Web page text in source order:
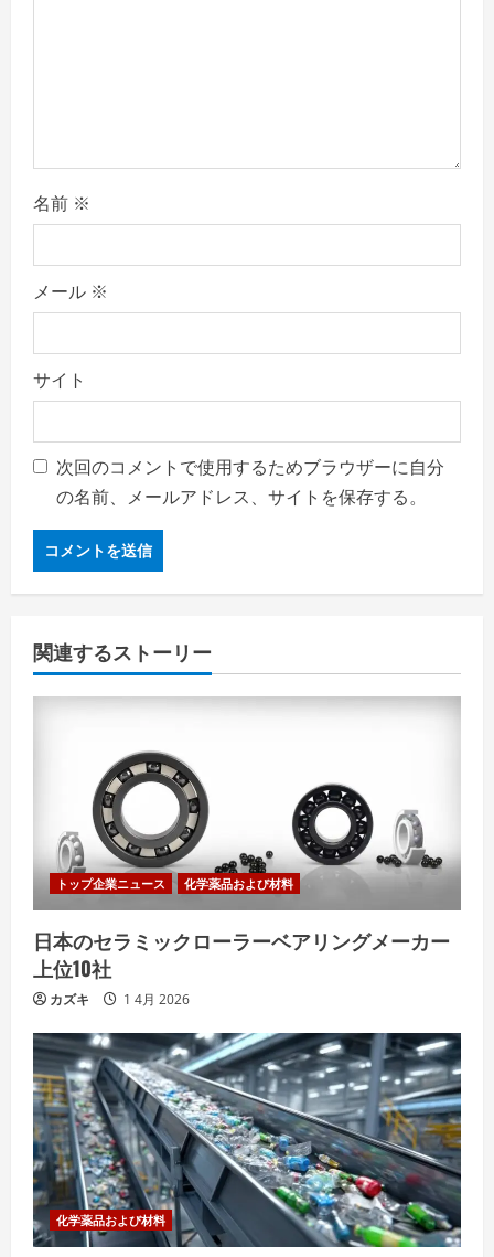
名前 ※
メール ※
サイト
次回のコメントで使用するためブラウザーに自分
の名前、メールアドレス、サイトを保存する。
関連するストーリー
トップ企業ニュース 化学薬品および材料
日本のセラミックローラーベアリングメーカー
上位10社
カズキ 1 4月 2026
化学薬品および材料